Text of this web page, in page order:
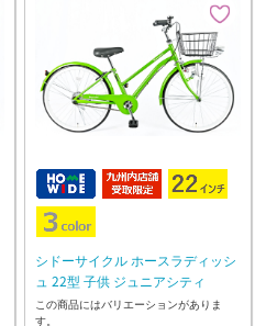
シドーサイクル ホースラディッシ
ュ 22型 子供 ジュニアシティ
この商品にはバリエーションがありま
す。